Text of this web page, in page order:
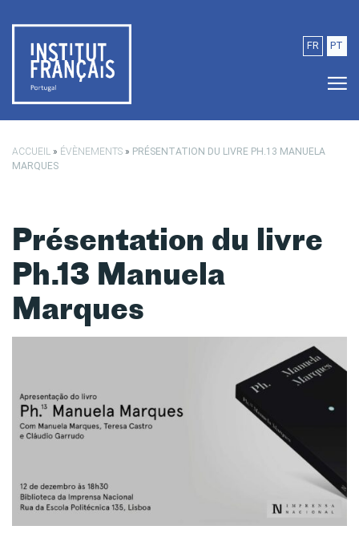
FR PT
ACCUEIL » ÉVÈNEMENTS » PRÉSENTATION DU LIVRE PH.13 MANUELA
MARQUES
Présentation du livre
Ph.13 Manuela
Marques